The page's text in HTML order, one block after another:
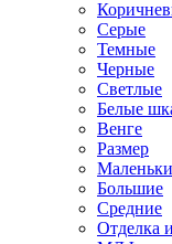
Серые
Темные
Черные
Светлые
Белые
Венге
Размер
Большие
Средние
Отделка